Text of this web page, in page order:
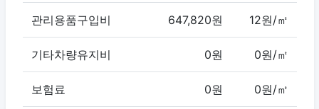
관리용품구입비 647,820원 12원/㎡
기타차량유지비 0원 0원/㎡
보험료 0원 0원/㎡